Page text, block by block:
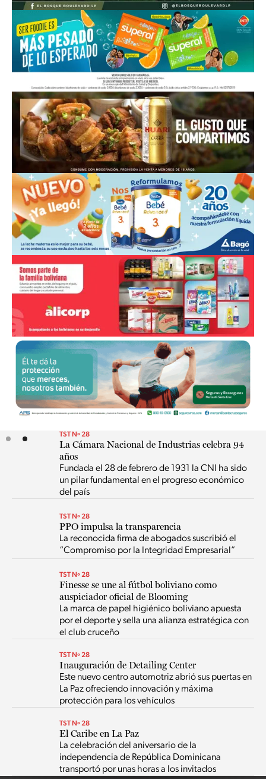
Slide 2 of 2. TST Nº 28
La Cámara Nacional de Industrias celebra 94
años
Fundada el 28 de febrero de 1931 la CNI ha sido
un pilar fundamental en el progreso económico
del país
TST Nº 28
PPO impulsa la transparencia
La reconocida firma de abogados suscribió el
“Compromiso por la Integridad Empresarial”
TST Nº 28
Finesse se une al fútbol boliviano como
auspiciador oficial de Blooming
La marca de papel higiénico boliviano apuesta
por el deporte y sella una alianza estratégica con
el club cruceño
TST Nº 28
Inauguración de Detailing Center
Este nuevo centro automotriz abrió sus puertas en
La Paz ofreciendo innovación y máxima
protección para los vehículos
TST Nº 28
El Caribe en La Paz
La celebración del aniversario de la
independencia de República Dominicana
transportó por unas horas a los invitados